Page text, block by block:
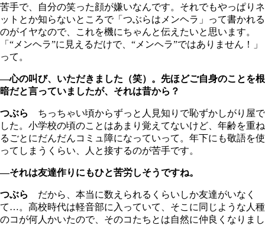
苦手で、自分の笑った顔が嫌いなんです。それでもやっぱりネ
ットとか知らないところで「つぶらはメンヘラ」って書かれる
のがイヤなので、これを機にちゃんと伝えたいと思います。
「“メンヘラ”に見えるだけで、“メンヘラ”ではありません！」
って。
―心の叫び、いただきました（笑）。先ほどご自身のことを根
暗だと言っていましたが、それは昔から？
つぶら ちっちゃい頃からずっと人見知りで恥ずかしがり屋で
した。小学校の頃のことはあまり覚えてないけど、年齢を重ね
るごとにだんだんコミュ障になっていって。年下にも敬語を使
ってしまうくらい、人と接するのが苦手です。
―それは友達作りにもひと苦労しそうですね。
つぶら
だから、本当に数えられるくらいしか友達がいなく
て…。高校時代は軽音部に入っていて、そこに同じような人種
のコが何人かいたので、そのコたちとは自然に仲良くなりまし